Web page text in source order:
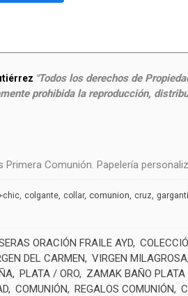
"Todos los derechos de
prohibida la reproducción,
Primera Comunión. Papelería
chic colgante collar comunion cruz
ORACIÓN FRAILE AYD
DEL CARMEN VIRGEN MILAGROSA
PLATA / ORO ZAMAK BAÑO PLATA
COMUNIÓN REGALOS COMUNIÓN